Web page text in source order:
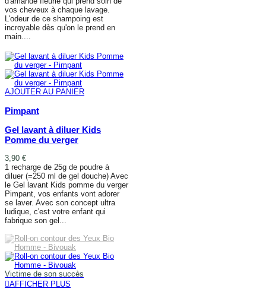
vos cheveux à chaque lavage.
L'odeur de ce shampoing est
incroyable dès qu'on le prend en
main....
AJOUTER AU PANIER
Pimpant
Gel lavant à diluer Kids
Pomme du verger
3,90 €
1 recharge de 25g de poudre à
diluer (=250 ml de gel douche) Avec
le Gel lavant Kids pomme du verger
Pimpant, vos enfants vont adorer
se laver. Avec son concept ultra
ludique, c'est votre enfant qui
fabrique son gel...
Victime de son succès
AFFICHER PLUS